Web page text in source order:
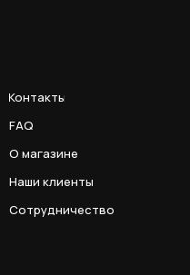
FAQ
Наши клиенты
Сотрудничество
Контакты
О магазине